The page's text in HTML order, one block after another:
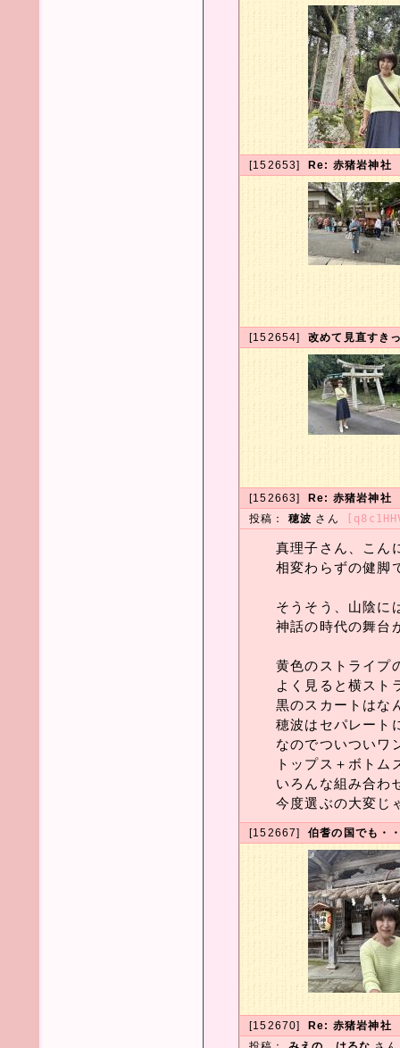
[152653] Re: 赤猪岩神社
[152654] 改めて見直すき
[152663]
Re: 赤猪岩神社
投稿： 穂波 さん
真理子さん、こん
相変わらずの健脚
そうそう、山陰に
神話の時代の舞台
黄色のストライプ
よく見ると横スト
黒のスカートはな
穂波はセパレート
なのでついついワ
トップス＋ボトム
いろんな組み合わ
今度選ぶの大変じ
[152667] 伯耆の国でも・
[152670]
Re: 赤猪岩神社